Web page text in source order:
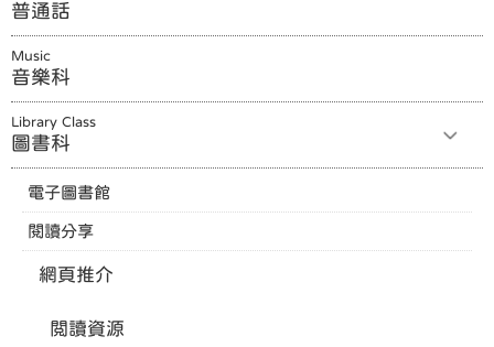
普通話
Music
音樂科
Library Class
圖書科
電子圖書館
閱讀分享
網頁推介
閲讀資源